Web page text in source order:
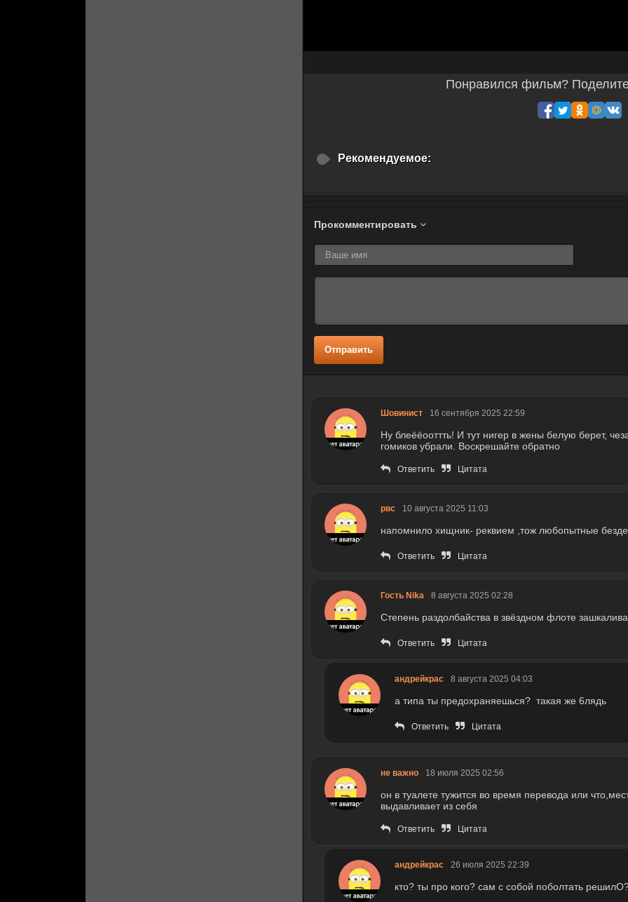
Понравился фильм?
Рекомендуемое:
Прокомментировать
Отправить
Шовинист 16 сентября 2025 22:59
Ну блеёёооттть! И тут нигер в жены белую берет,
гомиков убрали. Воскрешайте обратно
Ответить Цитата
рвс 10 августа 2025 11:03
напомнило хищник- реквием ,тож любопытные
Ответить Цитата
Гость Nika 8 августа 2025 02:28
Степень раздолбайства в звёздном флоте
Ответить Цитата
андрейкрас 8 августа 2025 04:03
а типа ты предохраняешься? такая же 6лядь
Ответить Цитата
не важно 18 июля 2025 02:56
он в туалете тужится во время перевода или
выдавливает из себя
Ответить Цитата
андрейкрас 26 июля 2025 22:39
кто? ты про кого? сам с собой поболтать